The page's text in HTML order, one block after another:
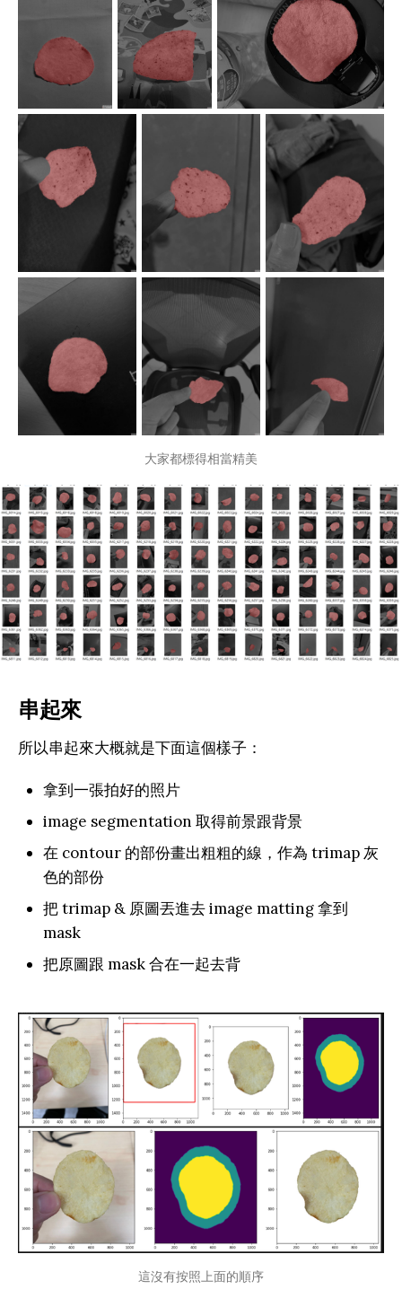
大家都標得相當精美
串起來
所以串起來大概就是下面這個樣子：‌‌‌‌
拿到一張拍好的照片
image segmentation 取得前景跟背景
在 contour 的部份畫出粗粗的線，作為 trimap 灰
色的部份
把 trimap & 原圖丟進去 image matting 拿到
mask
把原圖跟 mask 合在一起去背
這沒有按照上面的順序